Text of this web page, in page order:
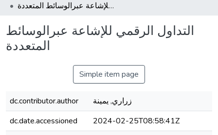
التداول الرقمي للإشاعة عبرالوسائط المتعددة
التداول الرقمي للإشاعة عبرالوسائط
المتعددة
Simple item page
dc.contributor.author
زراري, يمينة
dc.date.accessioned
2024-02-25T08:58:41Z